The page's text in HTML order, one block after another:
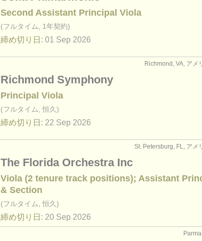
Second Assistant Principal Viola
(フルタイム, 1年契約)
締め切り日: 01 Sep 2026
Richmond, VA, アメ
Richmond Symphony
Principal Viola
(フルタイム, 恒久)
締め切り日: 22 Sep 2026
St. Petersburg, FL, アメ
The Florida Orchestra Inc
Viola (2 tenure track positions); Assistant
& Section
(フルタイム, 恒久)
締め切り日: 20 Sep 2026